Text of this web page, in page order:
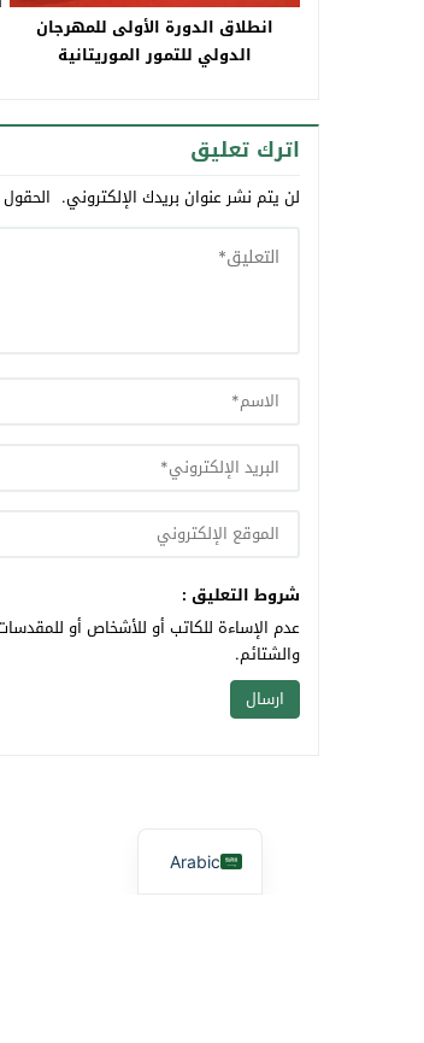
انطلاق الدورة الأولى للمهرجان
الدولي للتمور الموريتانية
اترك تعليق
لن يتم نشر عنوان بريدك الإلكتروني. الحقول
شروط التعليق :
عدم الإساءة للكاتب أو للأشخاص أو
والشتائم.
Arabic